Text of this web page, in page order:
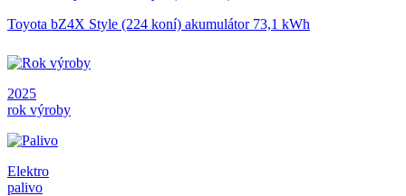
Toyota bZ4X Style (224 koní) akumulátor 73,1 kWh
2025
rok výroby
Elektro
palivo